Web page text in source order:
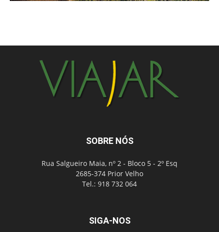
SOBRE NÓS
Rua Salgueiro Maia, nº 2 - Bloco 5 - 2º Esq
2685-374 Prior Velho
Tel.: 918 732 064
SIGA-NOS